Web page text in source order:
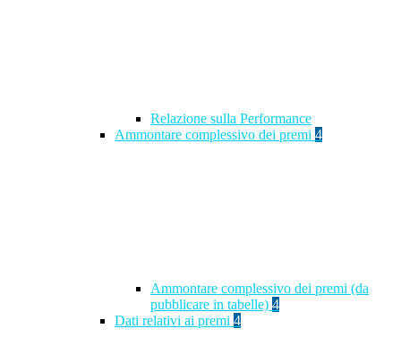
Relazione sulla Performance
Ammontare complessivo dei premi 4
Ammontare complessivo dei premi (da
pubblicare in tabelle) 4
Dati relativi ai premi 4